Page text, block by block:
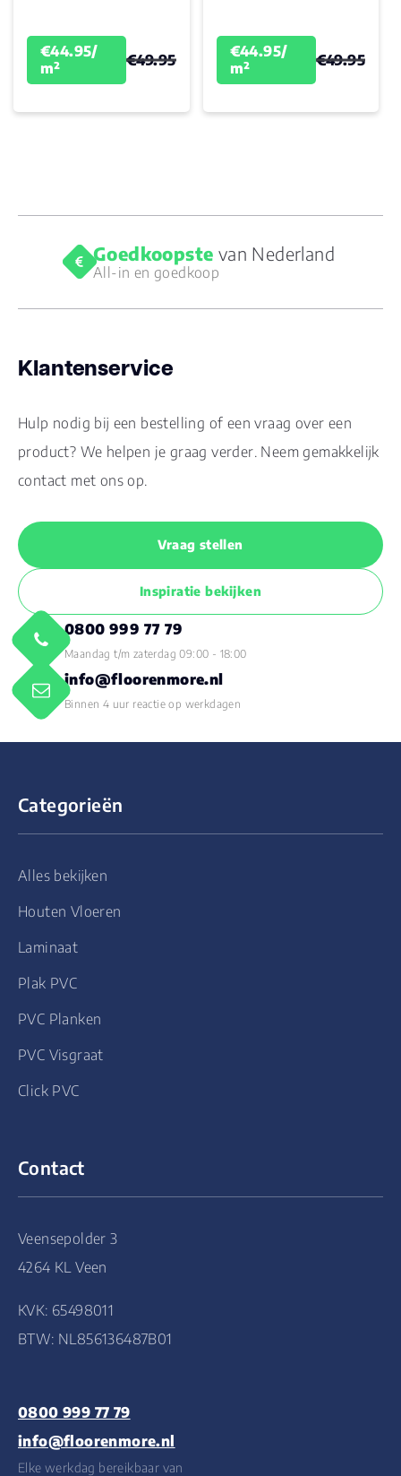
€44.95/
m²
€49.95
€44.95/
m²
€49.95
Goedkoopste van Nederland
All-in en goedkoop
Klantenservice
Hulp nodig bij een bestelling of een vraag over een
product? We helpen je graag verder. Neem gemakkelijk
contact met ons op.
Vraag stellen
Inspiratie bekijken
0800 999 77 79
Maandag t/m zaterdag 09:00 - 18:00
info@floorenmore.nl
Binnen 4 uur reactie op werkdagen
Categorieën
Alles bekijken
Houten Vloeren
Laminaat
Plak PVC
PVC Planken
PVC Visgraat
Click PVC
Contact
Veensepolder 3
4264 KL Veen
KVK: 65498011
BTW: NL856136487B01
0800 999 77 79
info@floorenmore.nl
Elke werkdag bereikbaar van